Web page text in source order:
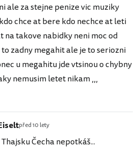
ale za stejne penize vic muziky
chce at bere kdo nechce at leti
na takove nabidky neni moc od
to zadny megahit ale je to seriozni
u megahitu jde vtsinou o chybny
nemusim letet nikam ,,,
před 10 lety
Čecha nepotkáš...